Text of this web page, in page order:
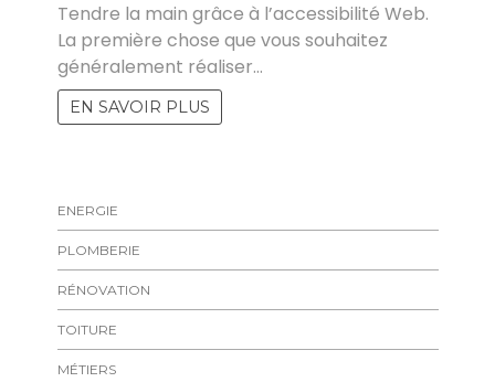
Tendre la main grâce à l’accessibilité Web.
La première chose que vous souhaitez
généralement réaliser…
EN SAVOIR PLUS
ENERGIE
PLOMBERIE
RÉNOVATION
TOITURE
MÉTIERS